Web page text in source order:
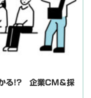
かる!? 企業CM＆採